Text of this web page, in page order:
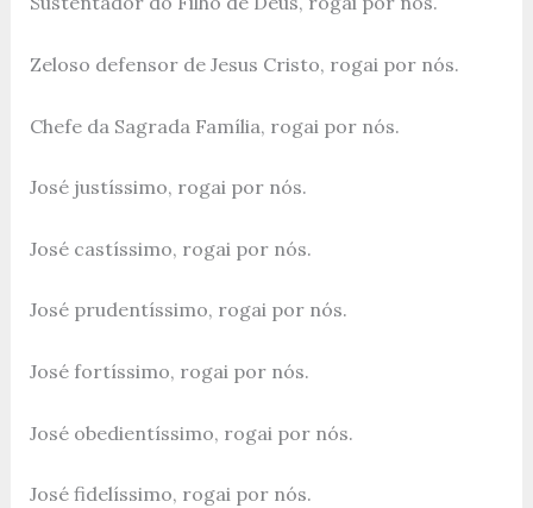
Zeloso defensor de Jesus Cristo, rogai por nós.
Chefe da Sagrada Família, rogai por nós.
José justíssimo, rogai por nós.
José castíssimo, rogai por nós.
José prudentíssimo, rogai por nós.
José fortíssimo, rogai por nós.
José obedientíssimo, rogai por nós.
José fidelíssimo, rogai por nós.